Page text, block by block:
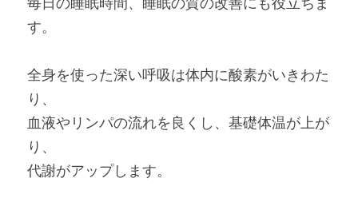
す。
全身を使った深い呼吸は体内に酸素がいきわた
り、
血液やリンパの流れを良くし、基礎体温が上が
り、
代謝がアップします。